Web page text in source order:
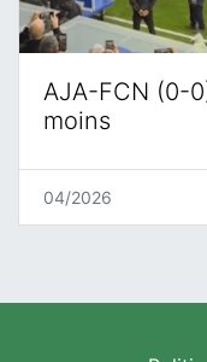
AJA-FCN (0-
moins
04/2026